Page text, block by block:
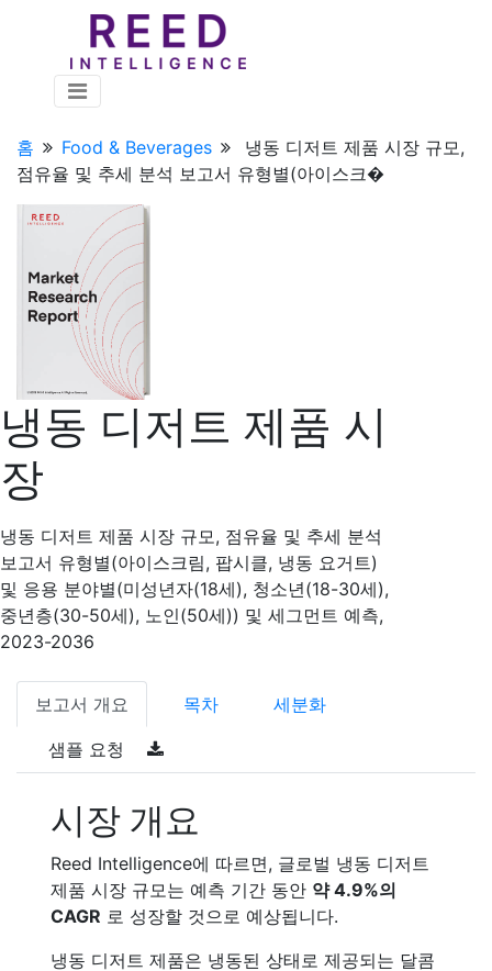
홈 Food & Beverages
냉동 디저트 제품 시장 규모,
점유율 및 추세 분석 보고서 유형별(아이스크�
냉동 디저트 제품 시
장
냉동 디저트 제품 시장 규모, 점유율 및 추세 분석
보고서 유형별(아이스크림, 팝시클, 냉동 요거트)
및 응용 분야별(미성년자(18세), 청소년(18-30세),
중년층(30-50세), 노인(50세)) 및 세그먼트 예측,
2023-2036
보고서 개요 목차 세분화
샘플 요청
시장 개요
Reed Intelligence에 따르면, 글로벌 냉동 디저트
제품 시장 규모는 예측 기간 동안 약 4.9%의
CAGR 로 성장할 것으로 예상됩니다.
냉동 디저트 제품은 냉동된 상태로 제공되는 달콤